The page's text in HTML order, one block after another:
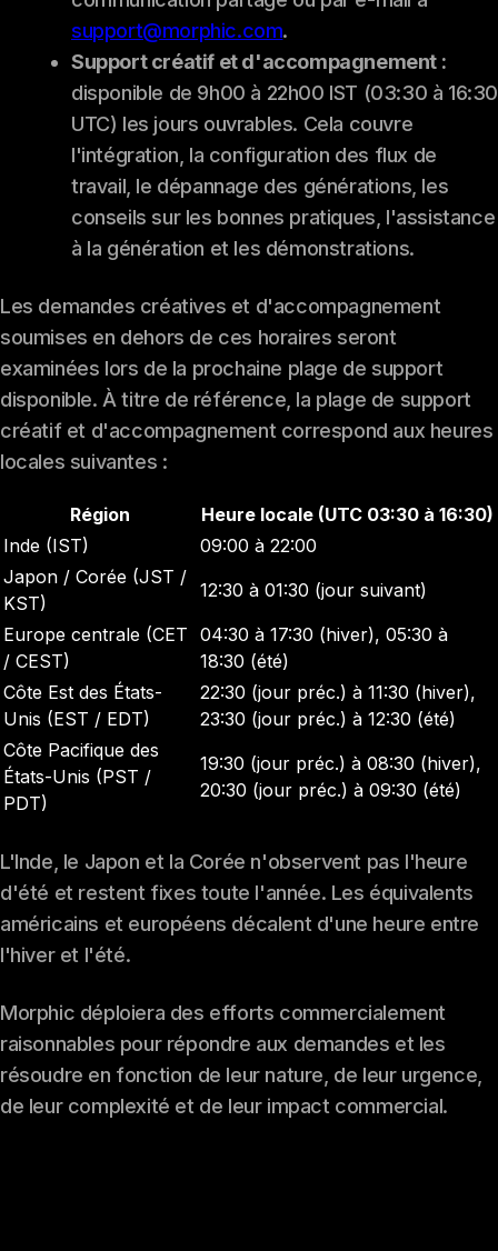
support@morphic.com.
Support créatif et d'accompagnement :
disponible de 9h00 à 22h00 IST (03:30 à 16:30
UTC) les jours ouvrables. Cela couvre
l'intégration, la configuration des flux de
travail, le dépannage des générations, les
conseils sur les bonnes pratiques, l'assistance
à la génération et les démonstrations.
Les demandes créatives et d'accompagnement
soumises en dehors de ces horaires seront
examinées lors de la prochaine plage de support
disponible. À titre de référence, la plage de support
créatif et d'accompagnement correspond aux heures
locales suivantes :
Région
Heure locale (UTC 03:30 à 16:30)
Inde (IST)
09:00 à 22:00
Japon / Corée (JST /
KST)
12:30 à 01:30 (jour suivant)
Europe centrale (CET
/ CEST)
04:30 à 17:30 (hiver), 05:30 à
18:30 (été)
Côte Est des États-
Unis (EST / EDT)
22:30 (jour préc.) à 11:30 (hiver),
23:30 (jour préc.) à 12:30 (été)
Côte Pacifique des
États-Unis (PST /
PDT)
19:30 (jour préc.) à 08:30 (hiver),
20:30 (jour préc.) à 09:30 (été)
L'Inde, le Japon et la Corée n'observent pas l'heure
d'été et restent fixes toute l'année. Les équivalents
américains et européens décalent d'une heure entre
l'hiver et l'été.
Morphic déploiera des efforts commercialement
raisonnables pour répondre aux demandes et les
résoudre en fonction de leur nature, de leur urgence,
de leur complexité et de leur impact commercial.